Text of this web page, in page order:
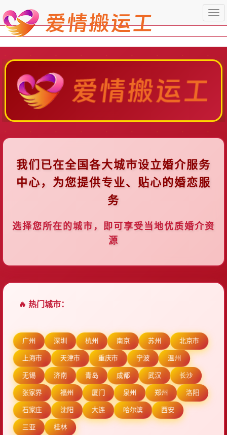
我们已在全国各大城市设立婚介服务
中心，为您提供专业、贴心的婚恋服
务
选择您所在的城市，即可享受当地优质婚介资
源
🔥 热门城市：
广州 深圳 杭州 南京 苏州 北京市
上海市 天津市 重庆市 宁波 温州
无锡 济南 青岛 成都 武汉 长沙
张家界 福州 厦门 泉州 郑州 洛阳
石家庄 沈阳 大连 哈尔滨 西安
三亚 桂林